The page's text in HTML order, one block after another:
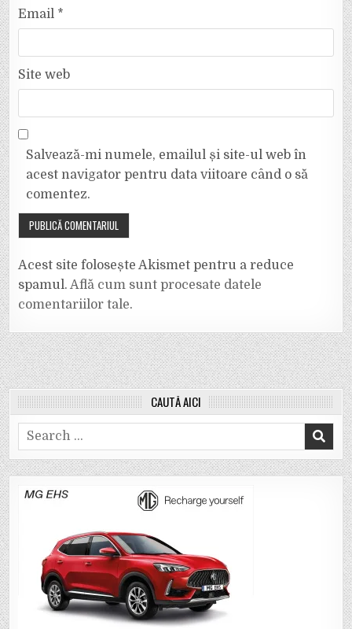
Email *
Site web
Salvează-mi numele, emailul și site-ul web în
acest navigator pentru data viitoare când o să
comentez.
Acest site folosește Akismet pentru a reduce
spamul.Află cum sunt procesate datele
comentariilor tale.
CAUTĂ AICI
Search
for: